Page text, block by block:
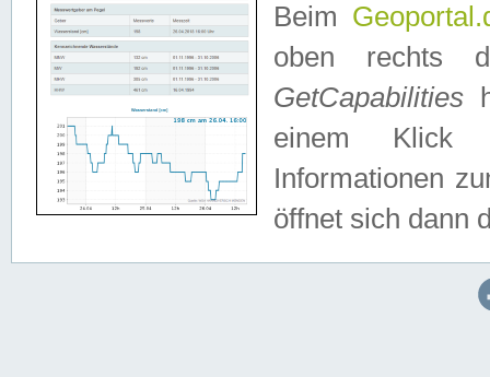
Beim
oben rechts
GetCapabilities
einem Klick
Informationen
öffnet sich dann